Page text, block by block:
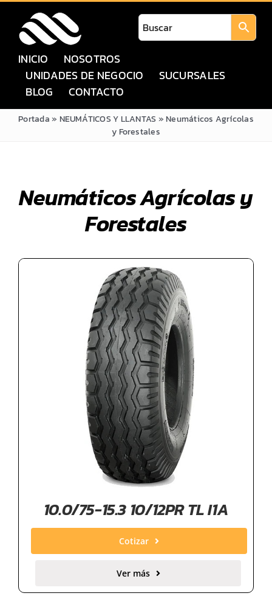
Saltar
contenido
INICIO
NOSOTROS
UNIDADES DE NEGOCIO
SUCURSALES
BLOG
CONTACTO
Portada» NEUMÁTICOS Y LLANTAS » Neumáticos Agrícolas
y Forestales
Neumáticos Agrícolas y
Forestales
10.0/75-15.3 10/12PR TL I1A
Cotizar
Ver más